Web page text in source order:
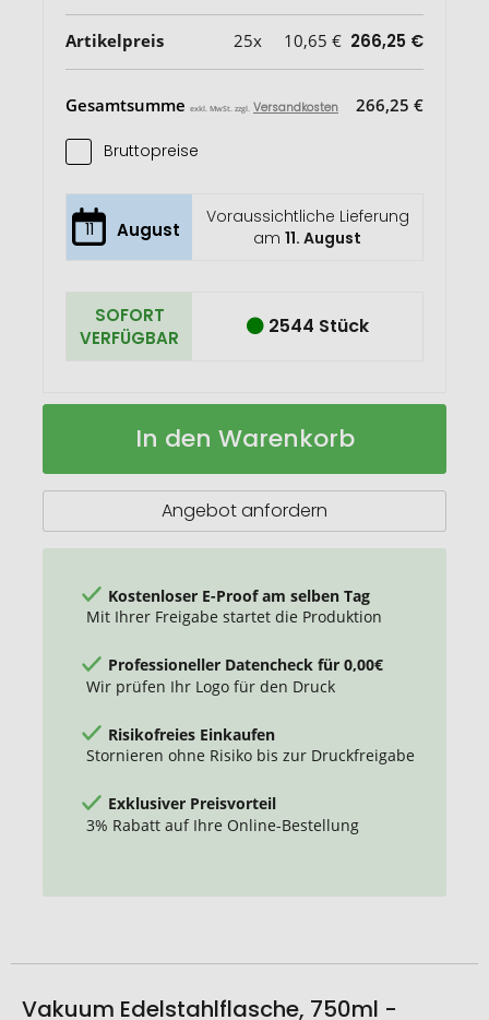
Artikelpreis 25x 10,65 € 266,25 €
Gesamtsumme exkl. MwSt. zzgl. Versandkosten 266,25 €
Bruttopreise
11 August
Voraussichtliche Lieferung
am11. August
SOFORT
VERFÜGBAR
2544 Stück
Vakuum
Edelstahlflasche,
Auf
In den Warenkorb
Angebot anfordern
Kostenloser E-Proof am selben Tag
Mit Ihrer Freigabe startet die Produktion
Professioneller Datencheck für 0,00€
Wir prüfen Ihr Logo für den Druck
Risikofreies Einkaufen
Stornieren ohne Risiko bis zur Druckfreigabe
Exklusiver Preisvorteil
3% Rabatt auf Ihre Online-Bestellung
Vakuum Edelstahlflasche, 750ml -